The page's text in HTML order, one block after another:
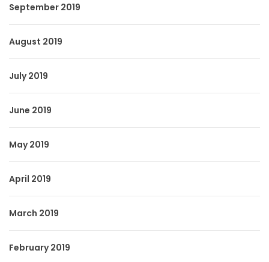
September 2019
August 2019
July 2019
June 2019
May 2019
April 2019
March 2019
February 2019